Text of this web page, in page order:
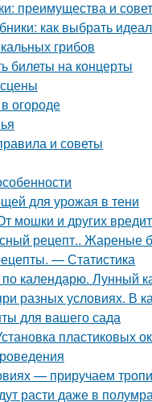
преимущества и
как выбрать
грибов
билеты на концерты
огороде
и советы
для урожая в тени
мошки и других
рецепт.. Жареные
— Статистика
календарю. Лунный
разных условиях. В
для вашего сада
пластиковых
— приручаем
расти даже в